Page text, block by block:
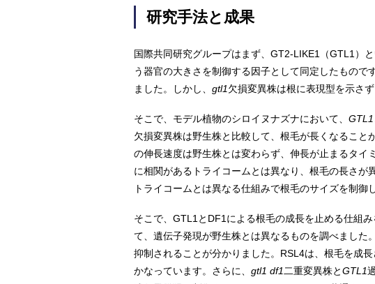
研究手法と成果
国際共同研究グループはまず、GT2-LIKE1（GTL1）
う器官の大きさを制御する因子として同定したもので
ました。しかし、 gtl1欠損変異株は根に表現型を示さ
そこで、モデル植物のシロイヌナズナにおいて、 GTL1
欠損変異株は野生株と比較して、根毛が長くなること
の伸長速度は野生株とは変わらず、伸長が止まるタイ
に相関があるトライコームとは異なり、根毛の長さ
トライコームとは異なる仕組みで根毛のサイズを制御
そこで、GTL1とDF1による根毛の成長を止める仕組
て、遺伝子発現が野生株とは異なるものを調べました
抑制されることが分かりました。RSL4は、根毛を成
かなっています。さらに、 gtl1 df1 二重変異株とGTL1